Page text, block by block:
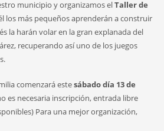
municipio y organizamos elTaller de
los más pequeños aprenderán a construir
la harán volar en la gran explanada del
recuperando así uno de los juegos
comenzará estesábado día 13 de
es necesaria inscripción, entrada libre
Para una mejor organización,